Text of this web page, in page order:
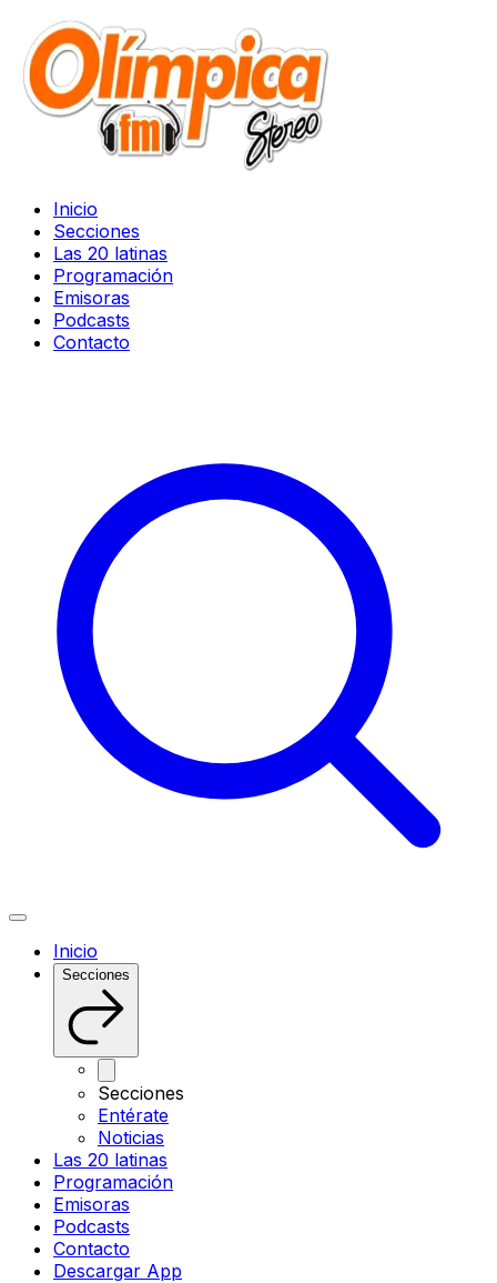
Inicio
Secciones
Las 20 latinas
Programación
Emisoras
Podcasts
Contacto
Inicio
Secciones
Secciones
Entérate
Noticias
Las 20 latinas
Programación
Emisoras
Podcasts
Contacto
Descargar App